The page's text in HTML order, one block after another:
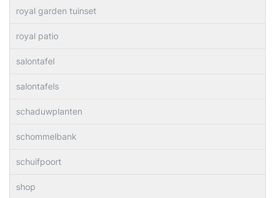
royal garden tuinset
royal patio
salontafel
salontafels
schaduwplanten
schommelbank
schuifpoort
shop